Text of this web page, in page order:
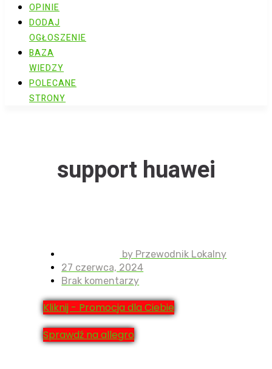
OPINIE
DODAJ
OGŁOSZENIE
BAZA
WIEDZY
POLECANE
STRONY
support huawei
by Przewodnik Lokalny
27 czerwca, 2024
Brak komentarzy
Kliknij - Promocja dla Ciebie
Sprawdź na allegro